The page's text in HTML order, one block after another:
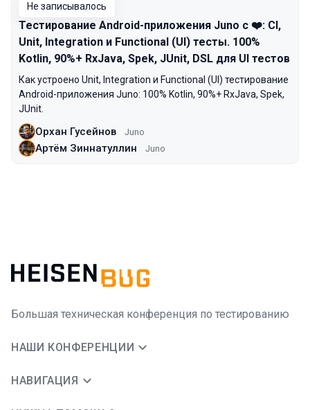
Не записывалось
Тестирование Android-приложения Juno с ❤️: CI,
Unit, Integration и Functional (UI) тесты. 100%
Kotlin, 90%+ RxJava, Spek, JUnit, DSL для UI тестов
Как устроено Unit, Integration и Functional (UI) тестирование
Android-приложения Juno: 100% Kotlin, 90%+ RxJava, Spek,
JUnit.
Орхан Гусейнов Juno
Артём Зиннатуллин Juno
Большая техническая конференция по тестированию
НАШИ КОНФЕРЕНЦИИ
НАВИГАЦИЯ